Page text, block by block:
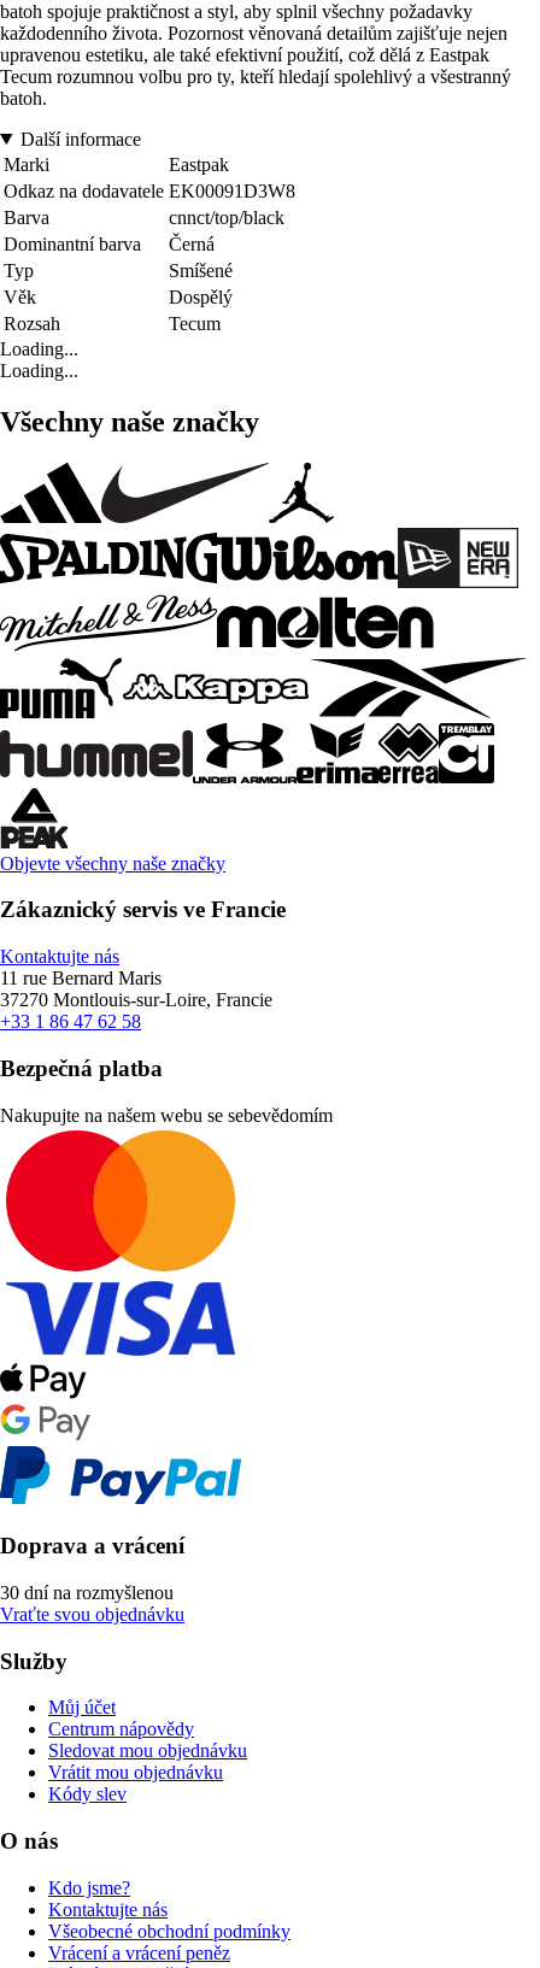
batoh spojuje praktičnost a styl, aby splnil všechny požadavky
každodenního života. Pozornost věnovaná detailům zajišťuje nejen
upravenou estetiku, ale také efektivní použití, což dělá z Eastpak
Tecum rozumnou volbu pro ty, kteří hledají spolehlivý a všestranný
batoh.
Další informace
Marki
Eastpak
Odkaz na dodavatele EK00091D3W8
Barva
cnnct/top/black
Dominantní barva
Černá
Typ
Smíšené
Věk
Dospělý
Rozsah
Tecum
Loading...
Loading...
Všechny naše značky
Objevte všechny naše značky
Zákaznický servis ve Francie
Kontaktujte nás
11 rue Bernard Maris
37270 Montlouis-sur-Loire, Francie
+33 1 86 47 62 58
Bezpečná platba
Nakupujte na našem webu se sebevědomím
Doprava a vrácení
30 dní na rozmyšlenou
Vraťte svou objednávku
Služby
Můj účet
Centrum nápovědy
Sledovat mou objednávku
Vrátit mou objednávku
Kódy slev
O nás
Kdo jsme?
Kontaktujte nás
Všeobecné obchodní podmínky
Vrácení a vrácení peněz